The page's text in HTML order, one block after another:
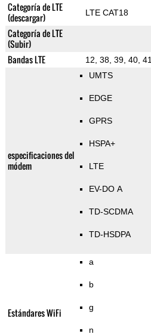
Categoría de LTE
(descargar)
LTE CAT18
Categoría de LTE
(Subir)
Bandas LTE 12, 38, 39, 40, 41
especificaciones del
módem
UMTS
EDGE
GPRS
HSPA+
LTE
EV-DO A
TD-SCDMA
TD-HSDPA
Estándares WiFi
a
b
g
n